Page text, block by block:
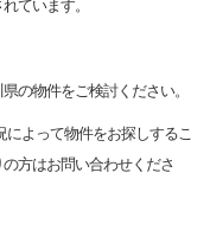
の物件をご検討ください。
よって物件をお探しするこ
方はお問い合わせくださ